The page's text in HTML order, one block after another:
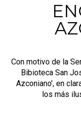
Con motivo de la
Bibioteca San
Azconiano’, en
los más